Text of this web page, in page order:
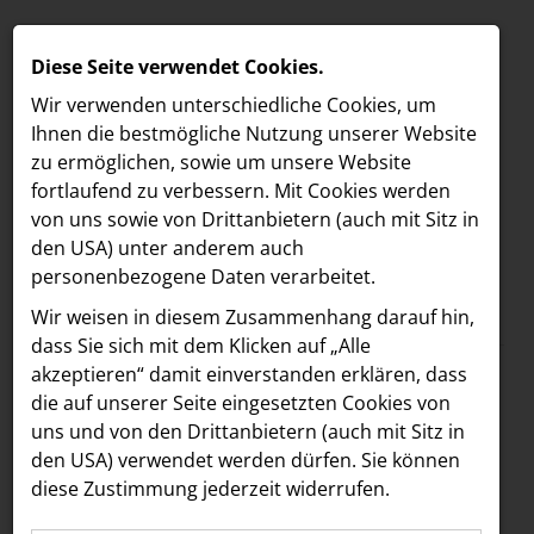
MELDUNGEN
LOEBELL NORDBERG
INNER
aehre
Astoria Artshow
B/S/H Hausgeräte
Meldungen / Vöslauer
Text Bilder
30.06.2026
Vöslauer
Sommeredition:
Diese Seite verwendet Cookies.
Wir verwenden unterschiedliche Cookies, um
Ihnen die best­mögliche Nutzung unserer Website
zu ermöglichen, sowie um unsere Website
fortlaufend zu verbessern. Mit Cookies werden
von uns sowie von Drittanbietern (auch mit Sitz in
den USA) unter anderem auch
personenbezogene Daten verarbeitet.
Wir weisen in diesem Zusammenhang darauf hin,
dass Sie sich mit dem Klicken auf „Alle
akzeptieren“ damit ein­ver­standen erklären, dass
die auf unserer Seite eingesetzten Cookies von
uns und von den Drittanbietern (auch mit Sitz in
den USA) verwendet werden dürfen. Sie können
diese Zustimmung jederzeit widerrufen.